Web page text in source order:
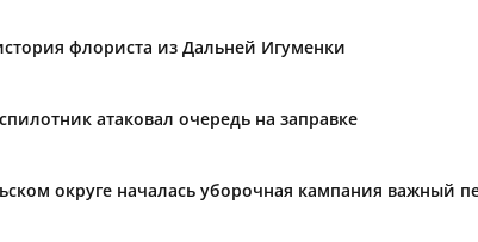
флориста из Дальней Игуменки
атаковал очередь на заправке
округе началась уборочная кампания важный